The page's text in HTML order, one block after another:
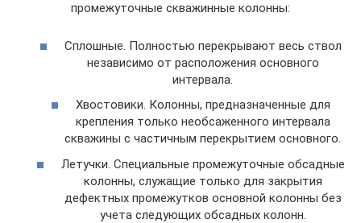
промежуточные скважинные колонны:
Сплошные. Полностью перекрывают весь ствол
независимо от расположения основного
интервала.
Хвостовики. Колонны, предназначенные для
крепления только необсаженного интервала
скважины с частичным перекрытием основного.
Летучки. Специальные промежуточные обсадные
колонны, служащие только для закрытия
дефектных промежутков основной колонны без
учета следующих обсадных колонн.